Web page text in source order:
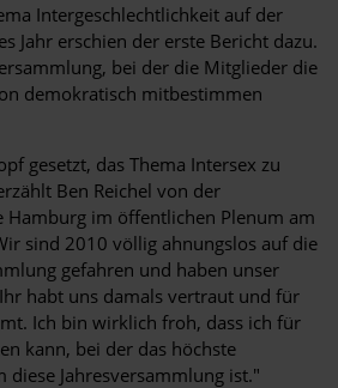
Intergeschlechtlichkeit auf der
Jahr erschien der erste Bericht dazu.
bei der die Mitglieder die
demokratisch mitbestimmen
gesetzt, das Thema Intersex zu
Ben Reichel von der
Hamburg im öffentlichen Plenum am
sind 2010 völlig ahnungslos auf die
gefahren und haben unser
habt uns damals vertraut und für
Ich bin wirklich froh, dass ich für
kann, bei der das höchste
diese Jahresversammlung ist."